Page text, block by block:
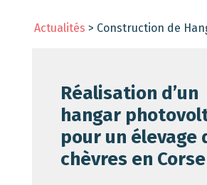
Actualités > Construction de
Réalisation d’un
hangar
pour un élevage
chèvres en